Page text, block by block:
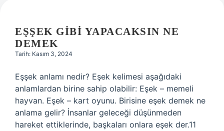
EŞŞEK GIBI YAPACAKSIN NE
DEMEK
Tarih: Kasım 3, 2024
Eşşek anlamı nedir? Eşek kelimesi aşağıdaki
anlamlardan birine sahip olabilir: Eşek – memeli
hayvan. Eşek – kart oyunu. Birisine eşek demek ne
anlama gelir? İnsanlar geleceği düşünmeden
hareket ettiklerinde, başkaları onlara eşek der.11